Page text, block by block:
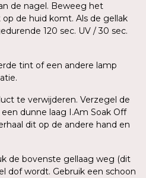
de nagel. Beweeg het
de huid komt. Als de gellak
120 sec. UV / 30 sec.
tint of een andere lamp
te verwijderen. Verzegel de
dunne laag I.Am Soak Off
dit op de andere hand en
de bovenste gellaag weg (dit
dof wordt. Gebruik een schoon